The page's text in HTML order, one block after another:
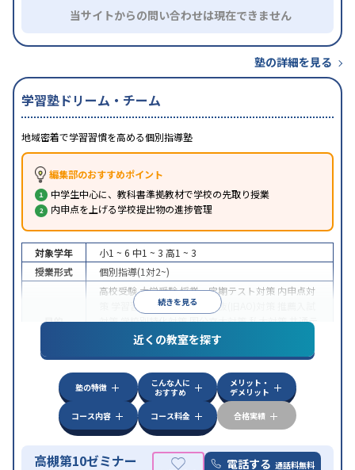
当サイトからの問い合わせは現在できません
塾の詳細を見る
学習塾ドリーム・チーム
地域密着で学習習慣を高める個別指導塾
編集部のおすすめポイント
中学生中心に、教科書準拠教材で学校の先取り授業
内申点を上げる学校提出物の進捗管理
続きを見る
対象学年 小1 ~ 6 中1 ~ 3 高1 ~ 3
授業形式
個別指導(1対2~)
目的
高校受験大学受験授業・定期テスト対策 内申点対
学習習慣の定着総合型選抜(旧AO)対策
対策学校別特化対策国公立大対策私大対策共通テ
スト対策英検(英語検定)対策
特徴
中高一貫校生に対応授業の振替可能不登校生に対
応 季節講習のみの受講可 自習室あり
近くの教室を探す
塾の特徴
こんな人に
おすすめ
メリット・
デメリット
コース内容
コース料金 合格実績
高槻第10ゼミナー
電話する 通話料無料